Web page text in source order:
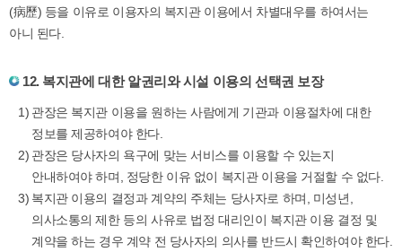
(病歷) 등을 이유로 이용자의 복지관 이용에서 차별대우를 하여서는
아니 된다.
12. 복지관에 대한 알권리와 시설 이용의 선택권 보장
관장은 복지관 이용을 원하는 사람에게 기관과 이용절차에 대한
정보를 제공하여야 한다.
관장은 당사자의 욕구에 맞는 서비스를 이용할 수 있는지
안내하여야 하며, 정당한 이유 없이 복지관 이용을 거절할 수 없다.
복지관 이용의 결정과 계약의 주체는 당사자로 하며, 미성년,
의사소통의 제한 등의 사유로 법정 대리인이 복지관 이용 결정 및
계약을 하는 경우 계약 전 당사자의 의사를 반드시 확인하여야 한다.